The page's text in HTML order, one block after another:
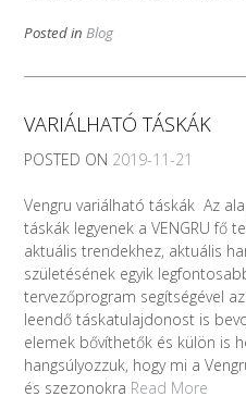
Posted in Blog
VARIÁLHATÓ TÁSKÁK
POSTED ON 2019-11-21
Vengru variálható táskák Az
táskák legyenek a VENGRU fő
aktuális trendekhez, aktuális
születésének egyik
tervezőprogram segítségével
leendő táskatulajdonost is
elemek bővíthetők és külön is
hangsúlyozzuk, hogy mi a
és szezonokra Read More